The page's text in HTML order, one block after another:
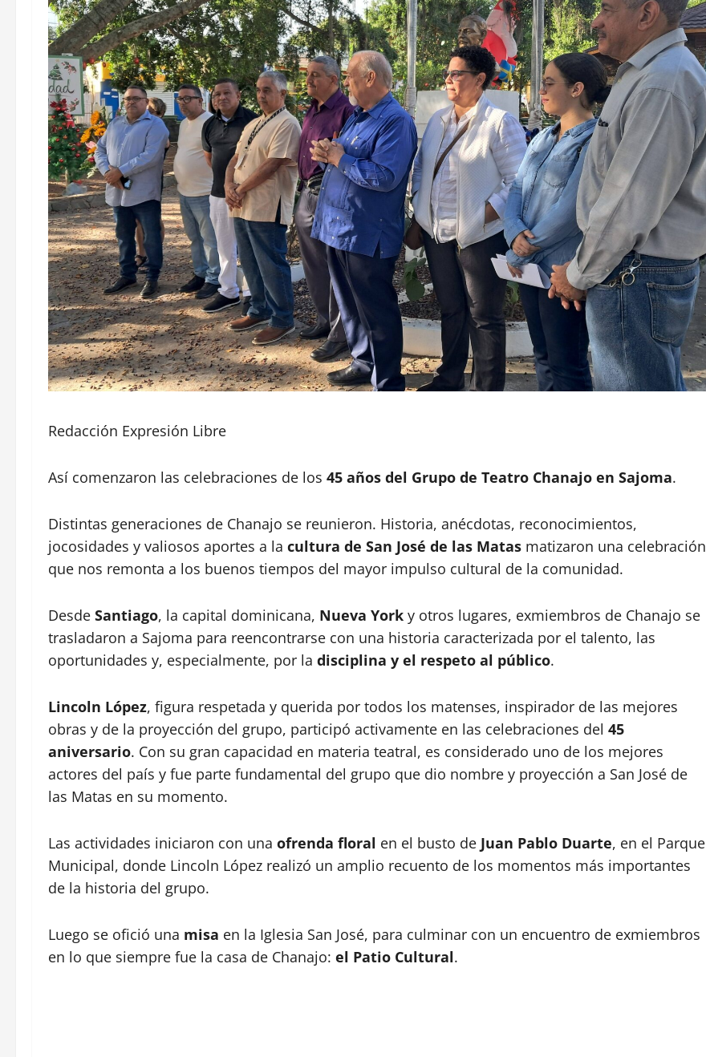
Redacción Expresión Libre
Así comenzaron las celebraciones de los 45 años del Grupo de Teatro Chanajo en Sajoma.
Distintas generaciones de Chanajo se reunieron. Historia, anécdotas, reconocimientos,
jocosidades y valiosos aportes a la cultura de San José de las Matas matizaron una celebración
que nos remonta a los buenos tiempos del mayor impulso cultural de la comunidad.
Desde Santiago, la capital dominicana, Nueva York y otros lugares, exmiembros de Chanajo se
trasladaron a Sajoma para reencontrarse con una historia caracterizada por el talento, las
oportunidades y, especialmente, por la disciplina y el respeto al público.
Lincoln López, figura respetada y querida por todos los matenses, inspirador de las mejores
obras y de la proyección del grupo, participó activamente en las celebraciones del 45
aniversario. Con su gran capacidad en materia teatral, es considerado uno de los mejores
actores del país y fue parte fundamental del grupo que dio nombre y proyección a San José de
las Matas en su momento.
Las actividades iniciaron con una ofrenda floral en el busto de Juan Pablo Duarte, en el Parque
Municipal, donde Lincoln López realizó un amplio recuento de los momentos más importantes
de la historia del grupo.
Luego se ofició una misa en la Iglesia San José, para culminar con un encuentro de exmiembros
en lo que siempre fue la casa de Chanajo: el Patio Cultural.